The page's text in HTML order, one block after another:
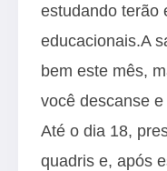
estudando terão
educacionais.A
bem este mês,
você descanse
Até o dia 18,
quadris e, após